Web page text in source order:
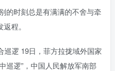
的时刻总是有满满的不舍与牵
程。
巡逻 19日，菲方拉拢域外国家
巡逻”，中国人民解放军南部